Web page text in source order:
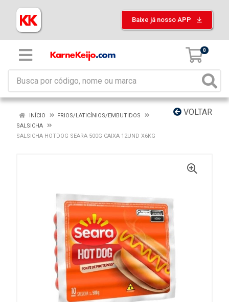
Baixe já nosso APP
0
VOLTAR
INÍCIO
FRIOS/LATICÍNIOS/EMBUTIDOS
SALSICHA
SALSICHA HOTDOG SEARA 500G CAIXA 12UND X6KG